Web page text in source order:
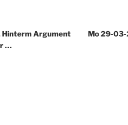
Hinterm Argument
…
Mo 29-03-